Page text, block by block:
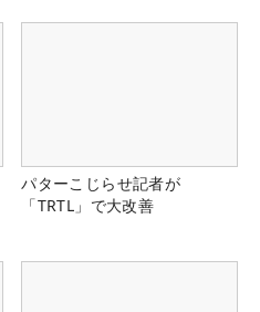
パターこじらせ記者が
「TRTL」で大改善